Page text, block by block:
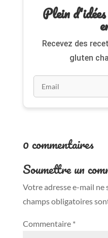
Plein
Recevez des
gluten
0 commentaires
Soumettre un
Votre adresse e-mail ne
champs obligatoires
Commentaire *